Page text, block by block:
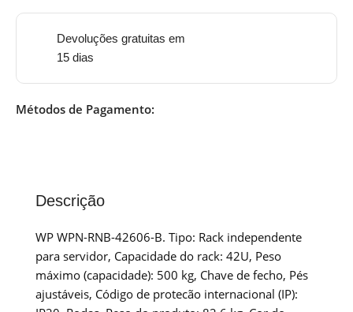
Devoluções gratuitas em
15 dias
Métodos de Pagamento:
Descrição
WP WPN-RNB-42606-B. Tipo: Rack independente
para servidor, Capacidade do rack: 42U, Peso
máximo (capacidade): 500 kg, Chave de fecho, Pés
ajustáveis, Código de protecão internacional (IP):